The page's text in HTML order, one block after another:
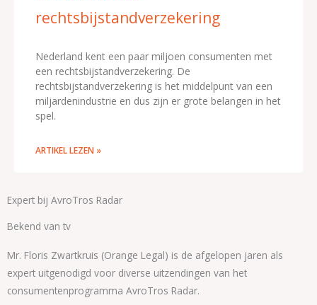
rechtsbijstandverzekering
Nederland kent een paar miljoen consumenten met
een rechtsbijstandverzekering. De
rechtsbijstandverzekering is het middelpunt van een
miljardenindustrie en dus zijn er grote belangen in het
spel.
ARTIKEL LEZEN »
Expert bij AvroTros Radar
Bekend van tv
Mr. Floris Zwartkruis (Orange Legal) is de afgelopen jaren als
expert uitgenodigd voor diverse uitzendingen van het
consumentenprogramma AvroTros Radar.